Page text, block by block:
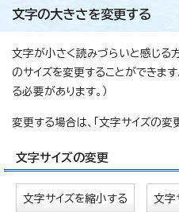
文字の大きさを変更する
文字が小さく読みづらいと感じる
のサイズを変更することができま
る必要があります。）
変更する場合は、「文字サイズの変
文字サイズの変更
文字サイズを縮小する 文字